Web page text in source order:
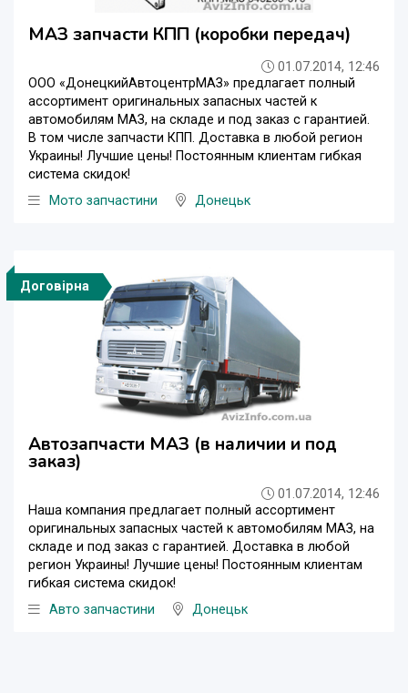
МАЗ запчасти КПП (коробки передач)
01.07.2014, 12:46
ООО «ДонецкийАвтоцентрМАЗ» предлагает полный
ассортимент оригинальных запасных частей к
автомобилям МАЗ, на складе и под заказ с гарантией.
В том числе запчасти КПП. Доставка в любой регион
Украины! Лучшие цены! Постоянным клиентам гибкая
система скидок!
Мото запчастини
Донецьк
Договірна
Автозапчасти МАЗ (в наличии и под
заказ)
01.07.2014, 12:46
Наша компания предлагает полный ассортимент
оригинальных запасных частей к автомобилям МАЗ, на
складе и под заказ с гарантией. Доставка в любой
регион Украины! Лучшие цены! Постоянным клиентам
гибкая система скидок!
Авто запчастини
Донецьк